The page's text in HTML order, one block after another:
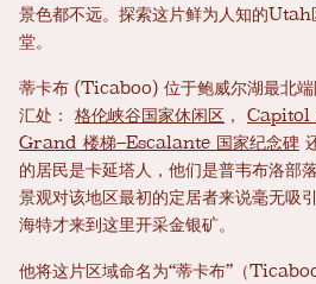
景色都不远。探索这片鲜为人知的Utah
堂。
蒂卡布 (Ticaboo) 位于鲍威尔湖最北
汇处： 格伦峡谷国家休闲区 ， Capitol
Grand 楼梯–Escalante 国家纪念碑
的居民是卡延塔人，他们是普韦布洛部
景观对该地区最初的定居者来说毫无吸
海特才来到这里开采金银矿。
他将这片区域命名为“蒂卡布”（